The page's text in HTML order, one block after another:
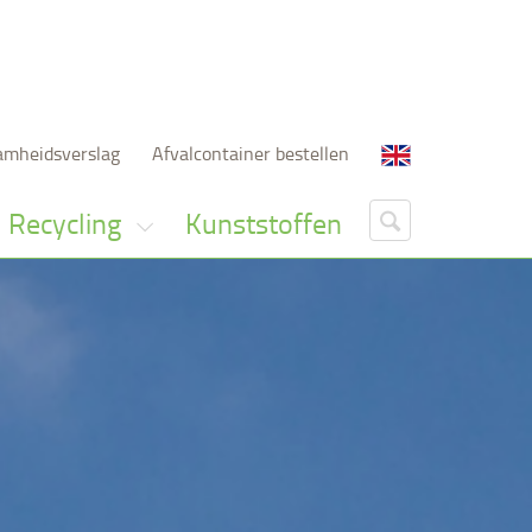
Afvalcontainer bestellen
Recycling Kunststoffen